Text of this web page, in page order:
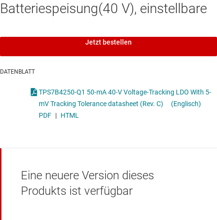
Batteriespeisung(40 V), einstellbare
Jetzt bestellen
DATENBLATT
TPS7B4250-Q1 50-mA 40-V Voltage-Tracking LDO With 5-
mV Tracking Tolerance datasheet (Rev. C)
(Englisch)
PDF | HTML
Eine neuere Version dieses
Produkts ist verfügbar